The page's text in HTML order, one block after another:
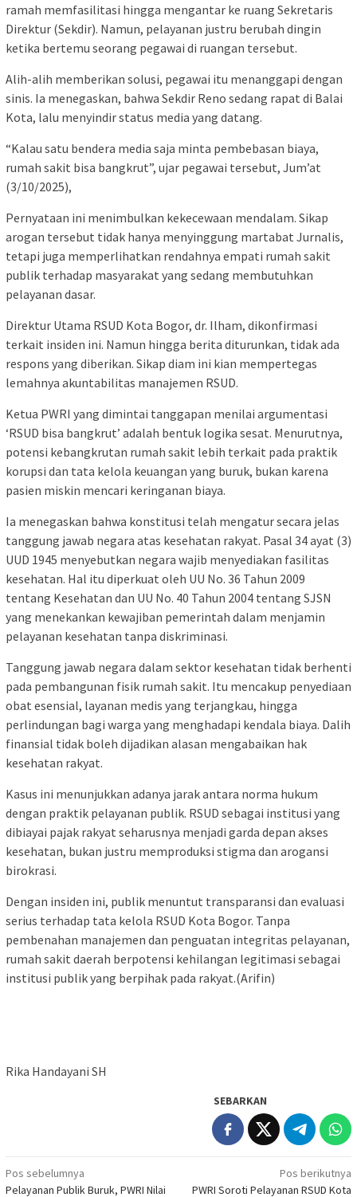
ramah memfasilitasi hingga mengantar ke ruang Sekretaris
Direktur (Sekdir). Namun, pelayanan justru berubah dingin
ketika bertemu seorang pegawai di ruangan tersebut.
Alih-alih memberikan solusi, pegawai itu menanggapi dengan
sinis. Ia menegaskan, bahwa Sekdir Reno sedang rapat di Balai
Kota, lalu menyindir status media yang datang.
“Kalau satu bendera media saja minta pembebasan biaya,
rumah sakit bisa bangkrut”, ujar pegawai tersebut, Jum’at
(3/10/2025),
Pernyataan ini menimbulkan kekecewaan mendalam. Sikap
arogan tersebut tidak hanya menyinggung martabat Jurnalis,
tetapi juga memperlihatkan rendahnya empati rumah sakit
publik terhadap masyarakat yang sedang membutuhkan
pelayanan dasar.
Direktur Utama RSUD Kota Bogor, dr. Ilham, dikonfirmasi
terkait insiden ini. Namun hingga berita diturunkan, tidak ada
respons yang diberikan. Sikap diam ini kian mempertegas
lemahnya akuntabilitas manajemen RSUD.
Ketua PWRI yang dimintai tanggapan menilai argumentasi
‘RSUD bisa bangkrut’ adalah bentuk logika sesat. Menurutnya,
potensi kebangkrutan rumah sakit lebih terkait pada praktik
korupsi dan tata kelola keuangan yang buruk, bukan karena
pasien miskin mencari keringanan biaya.
Ia menegaskan bahwa konstitusi telah mengatur secara jelas
tanggung jawab negara atas kesehatan rakyat. Pasal 34 ayat (3)
UUD 1945 menyebutkan negara wajib menyediakan fasilitas
kesehatan. Hal itu diperkuat oleh UU No. 36 Tahun 2009
tentang Kesehatan dan UU No. 40 Tahun 2004 tentang SJSN
yang menekankan kewajiban pemerintah dalam menjamin
pelayanan kesehatan tanpa diskriminasi.
Tanggung jawab negara dalam sektor kesehatan tidak berhenti
pada pembangunan fisik rumah sakit. Itu mencakup penyediaan
obat esensial, layanan medis yang terjangkau, hingga
perlindungan bagi warga yang menghadapi kendala biaya. Dalih
finansial tidak boleh dijadikan alasan mengabaikan hak
kesehatan rakyat.
Kasus ini menunjukkan adanya jarak antara norma hukum
dengan praktik pelayanan publik. RSUD sebagai institusi yang
dibiayai pajak rakyat seharusnya menjadi garda depan akses
kesehatan, bukan justru memproduksi stigma dan arogansi
birokrasi.
Dengan insiden ini, publik menuntut transparansi dan evaluasi
serius terhadap tata kelola RSUD Kota Bogor. Tanpa
pembenahan manajemen dan penguatan integritas pelayanan,
rumah sakit daerah berpotensi kehilangan legitimasi sebagai
institusi publik yang berpihak pada rakyat.(Arifin)
Rika Handayani SH
SEBARKAN
Navigasi
Pos sebelumnya
Pelayanan Publik Buruk, PWRI Nilai
Pos berikutnya
PWRI Soroti Pelayanan RSUD Kota